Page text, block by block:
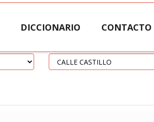
DICCIONARIO CONTACTO